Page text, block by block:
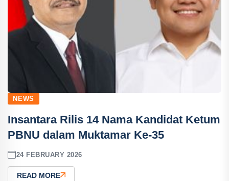
NEWS
Insantara Rilis 14 Nama Kandidat Ketum
PBNU dalam Muktamar Ke-35
24 FEBRUARY 2026
READ MORE